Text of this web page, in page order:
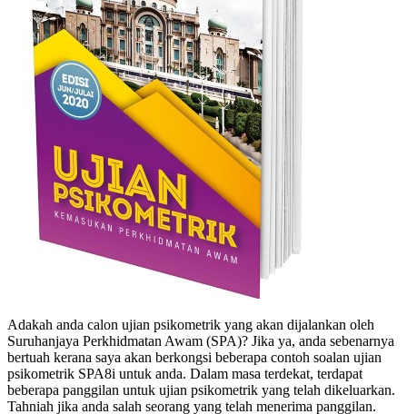
Adakah anda calon ujian psikometrik yang akan dijalankan oleh
Suruhanjaya Perkhidmatan Awam (SPA)? Jika ya, anda sebenarnya
bertuah kerana saya akan berkongsi beberapa contoh soalan ujian
psikometrik SPA8i untuk anda. Dalam masa terdekat, terdapat
beberapa panggilan untuk ujian psikometrik yang telah dikeluarkan.
Tahniah jika anda salah seorang yang telah menerima panggilan.